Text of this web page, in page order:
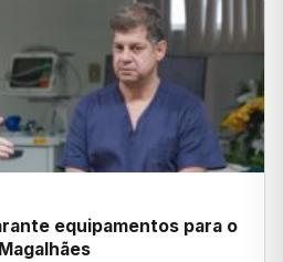
equipamentos para o